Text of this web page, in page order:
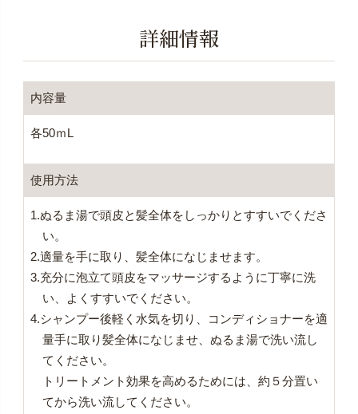
詳細情報
内容量
各50ｍL
使用方法
1.ぬるま湯で頭皮と髪全体をしっかりとすすいでくださ
い。
2.適量を手に取り、髪全体になじませます。
3.充分に泡立て頭皮をマッサージするように丁寧に洗
い、よくすすいでください。
4.シャンプー後軽く水気を切り、コンディショナーを適
量手に取り髪全体になじませ、ぬるま湯で洗い流し
てください。
トリートメント効果を高めるためには、約５分置い
てから洗い流してください。